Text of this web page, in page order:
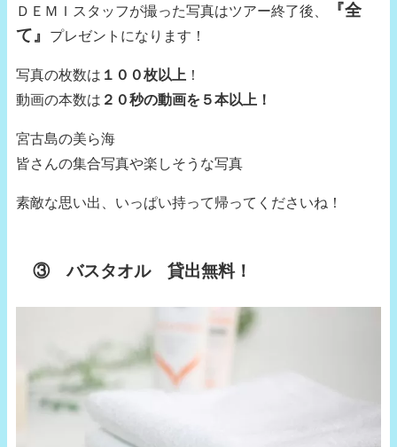
ＤＥＭＩスタッフが撮った写真はツアー終了後、
『全
て』
プレゼントになります！
写真の枚数は １００枚以上 ！
動画の本数は ２０秒の動画を５本以上！
宮古島の美ら海
皆さんの集合写真や楽しそうな写真
素敵な思い出、いっぱい持って帰ってくださいね！
③ バスタオル 貸出無料！